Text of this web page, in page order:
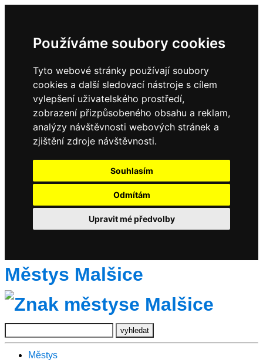
Používáme soubory cookies
Tyto webové stránky používají soubory
cookies a další sledovací nástroje s cílem
vylepšení uživatelského prostředí,
zobrazení přizpůsobeného obsahu a reklam,
analýzy návštěvnosti webových stránek a
zjištění zdroje návštěvnosti.
Souhlasím
Odmítám
Upravit mé předvolby
Městys Malšice
Městys